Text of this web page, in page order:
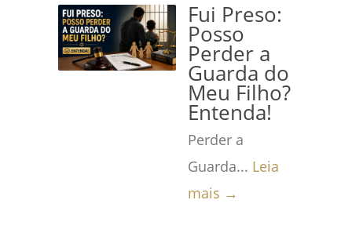
Fui Preso:
Posso
Perder a
Guarda do
Meu Filho?
Entenda!
Perder a
Guarda... Leia
mais →